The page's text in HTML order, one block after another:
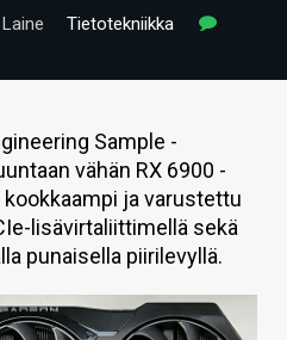
Tietotekniikka
Sample -
vähän RX 6900 -
ja varustettu
lisävirtaliittimellä sekä
punaisella piirilevyllä.